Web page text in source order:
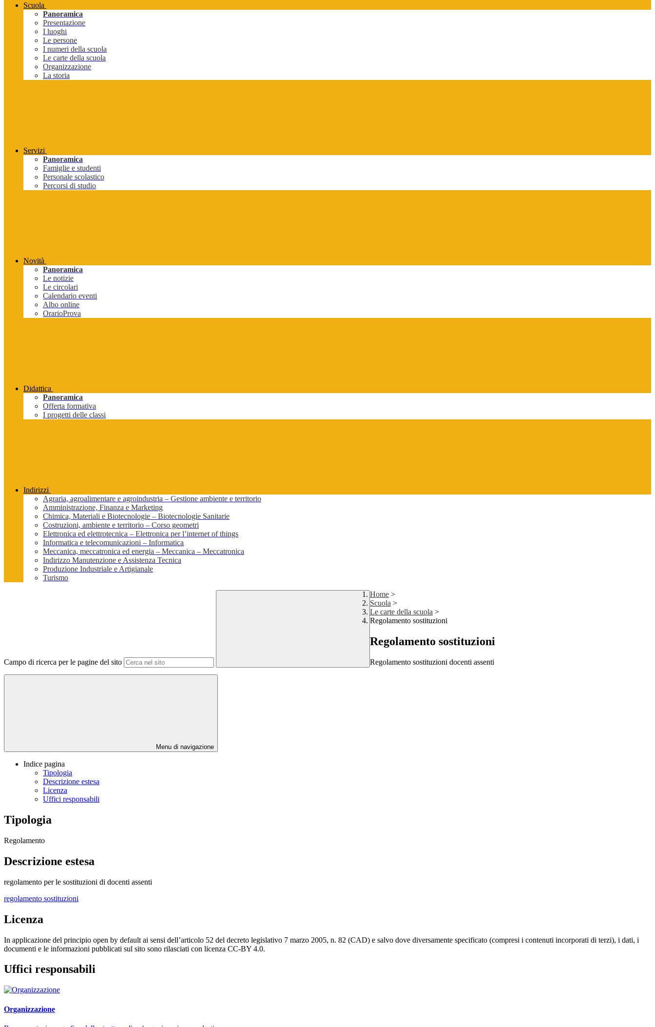
Scuola
Panoramica
Presentazione
I luoghi
Le persone
I numeri della scuola
Le carte della scuola
Organizzazione
La storia
Servizi
Panoramica
Famiglie e studenti
Personale scolastico
Percorsi di studio
Novità
Panoramica
Le notizie
Le circolari
Calendario eventi
Albo online
OrarioProva
Didattica
Panoramica
Offerta formativa
I progetti delle classi
Indirizzi
Agraria, agroalimentare e agroindustria – Gestione ambiente e territorio
Amministrazione, Finanza e Marketing
Chimica, Materiali e Biotecnologie – Biotecnologie Sanitarie
Costruzioni, ambiente e territorio – Corso geometri
Elettronica ed elettrotecnica – Elettronica per l’internet of things
Informatica e telecomunicazioni – Informatica
Meccanica, meccatronica ed energia – Meccanica – Meccatronica
Indirizzo Manutenzione e Assistenza Tecnica
Produzione Industriale e Artigianale
Turismo
Campo di ricerca per le pagine del sito
Home >
Scuola >
Le carte della scuola >
Regolamento sostituzioni
Regolamento sostituzioni
Regolamento sostituzioni docenti assenti
Menu di navigazione
Indice pagina
Tipologia
Descrizione estesa
Licenza
Uffici responsabili
Tipologia
Regolamento
Descrizione estesa
regolamento per le sostituzioni di docenti assenti
regolamento sostituzioni
Licenza
In applicazione del principio open by default ai sensi dell’articolo 52 del decreto legislativo 7 marzo 2005, n. 82 (CAD) e salvo dove diversamente specificato (compresi i contenuti incorporati di terzi), i dati, i
documenti e le informazioni pubblicati sul sito sono rilasciati con licenza CC-BY 4.0.
Uffici responsabili
Organizzazione